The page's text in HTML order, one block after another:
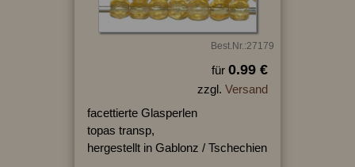
Best.Nr.:27179
für 0.99 €
zzgl. Versand
facettierte Glasperlen
topas transp,
hergestellt in Gablonz / Tschechien